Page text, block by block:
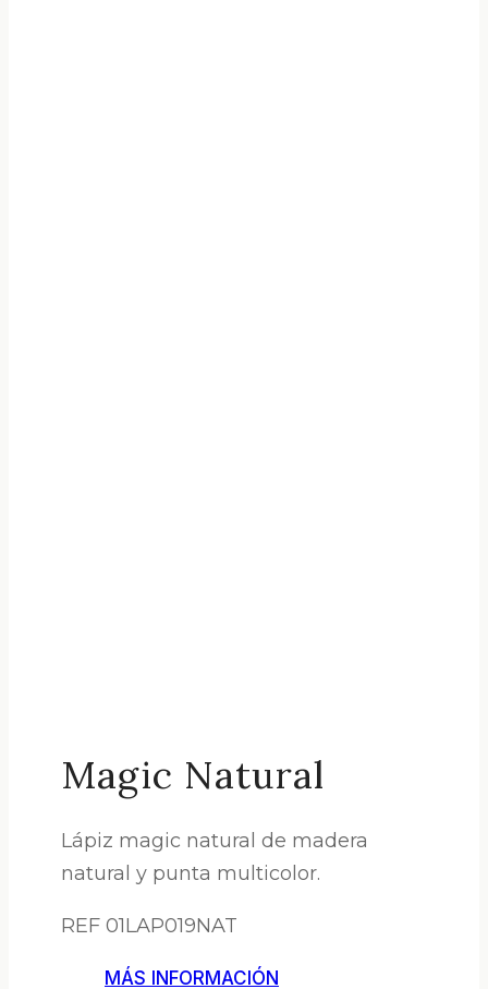
Magic Natural
Lápiz magic natural de madera
natural y punta multicolor.
REF 01LAP019NAT
MÁS INFORMACIÓN